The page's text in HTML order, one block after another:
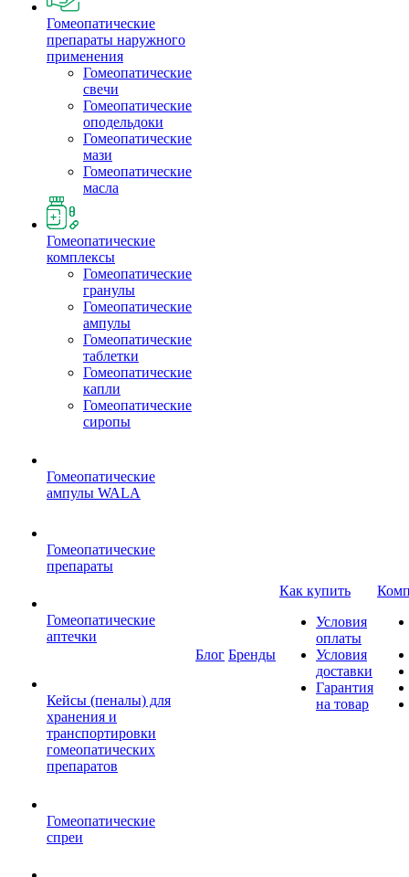
Гомеопатические
препараты наружного
применения
Гомеопатические
свечи
Гомеопатические
оподельдоки
Гомеопатические
мази
Гомеопатические
масла
Гомеопатические
комплексы
Гомеопатические
гранулы
Гомеопатические
ампулы
Гомеопатические
таблетки
Гомеопатические
капли
Гомеопатические
сиропы
Гомеопатические
ампулы WALA
Гомеопатические
препараты
Гомеопатические
аптечки
Кейсы (пеналы) для
хранения и
транспортировки
гомеопатических
препаратов
Гомеопатические
спреи
Блог Бренды
Как купить
Условия
оплаты
Условия
доставки
Гарантия
на товар